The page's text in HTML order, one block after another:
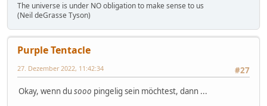
The universe is under NO obligation to make sense to us
(Neil deGrasse Tyson)
Purple Tentacle
#27
27. Dezember 2022, 11:42:34
Okay, wenn du sooo pingelig sein möchtest, dann ...